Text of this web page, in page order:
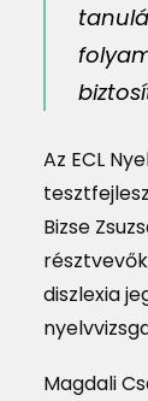
Az ECL
Bizse
diszlexia
Magdali